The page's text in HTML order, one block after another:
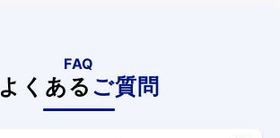
FAQ
よくある ご質問